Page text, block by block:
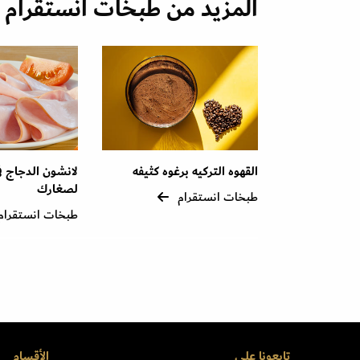
المزيد من طبخات انستقرام
القهوه التركيه برغوه كثيفه
طبخات انستقرام
لانشون الدجاج
لصغارك
طبخات